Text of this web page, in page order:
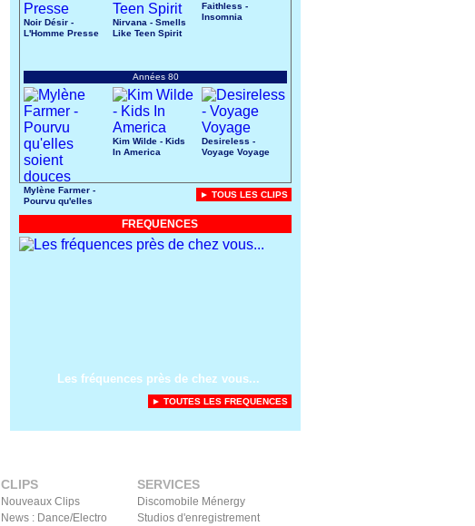
Noir Désir -
L'Homme Presse
Nirvana - Smells
Like Teen Spirit
Faithless -
Insomnia
Années 80
Mylène Farmer -
Pourvu qu'elles
Kim Wilde - Kids
In America
Desireless -
Voyage Voyage
► TOUS LES CLIPS
FREQUENCES
Les fréquences près de chez vous...
► TOUTES LES FREQUENCES
CLIPS
Nouveaux Clips
News : Dance/Electro
SERVICES
Discomobile Ménergy
Studios d'enregistrement